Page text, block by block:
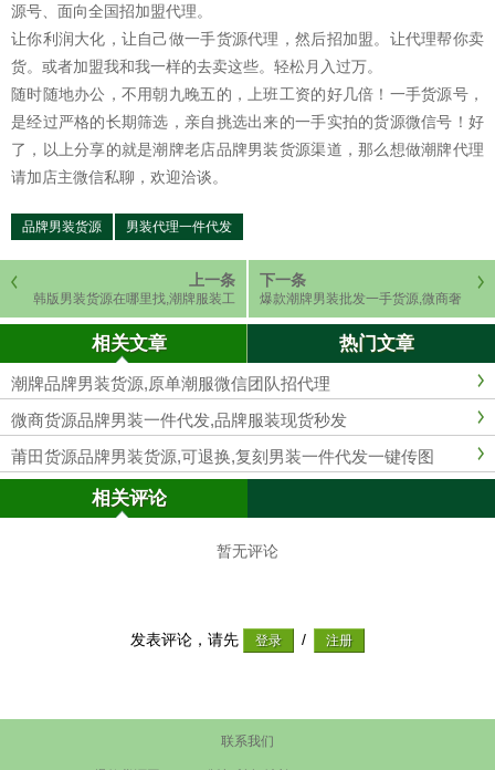
源号、面向全国招加盟代理。
让你利润大化，让自己做一手货源代理，然后招加盟。让代理帮你卖
货。或者加盟我和我一样的去卖这些。轻松月入过万。
随时随地办公，不用朝九晚五的，上班工资的好几倍！一手货源号，
是经过严格的长期筛选，亲自挑选出来的一手实拍的货源微信号！好
了，以上分享的就是潮牌老店品牌男装货源渠道，那么想做潮牌代理
请加店主微信私聊，欢迎洽谈。
品牌男装货源 男装代理一件代发
上一条
韩版男装货源在哪里找,潮牌服装工
下一条
爆款潮牌男装批发一手货源,微商奢
相关文章 热门文章
潮牌品牌男装货源,原单潮服微信团队招代理
微商货源品牌男装一件代发,品牌服装现货秒发
莆田货源品牌男装货源,可退换,复刻男装一件代发一键传图
相关评论
暂无评论
发表评论，请先 /
联系我们